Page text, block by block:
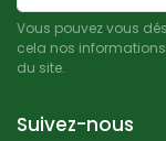
Vous pouvez vous
cela nos
du site.
Suivez-nous